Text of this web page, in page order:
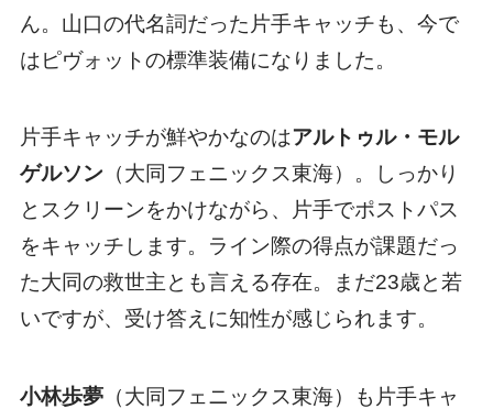
ん。山口の代名詞だった片手キャッチも、今で
はピヴォットの標準装備になりました。
片手キャッチが鮮やかなのはアルトゥル・モル
ゲルソン （大同フェニックス東海）。しっかり
とスクリーンをかけながら、片手でポストパス
をキャッチします。ライン際の得点が課題だっ
た大同の救世主とも言える存在。まだ23歳と若
いですが、受け答えに知性が感じられます。
小林歩夢（大同フェニックス東海）も片手キャ